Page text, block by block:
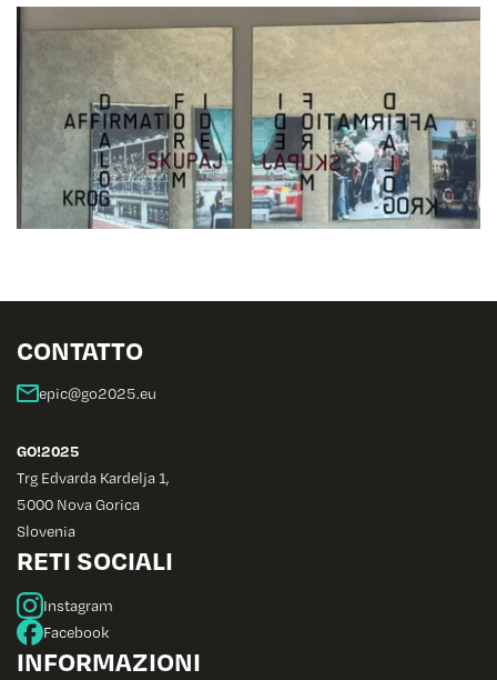
CONTATTO
GO!2025
Trg Edvarda Kardelja 1,
5000 Nova Gorica
Slovenia
RETI SOCIALI
Instagram
Facebook
INFORMAZIONI